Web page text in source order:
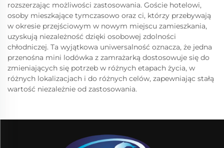
rozszerzając możliwości zastosowania. Goście hotelowi,
osoby mieszkające tymczasowo oraz ci, którzy przebywają
w okresie przejściowym w nowym miejscu zamieszkania,
uzyskują niezależność dzięki osobowej zdolności
chłodniczej. Ta wyjątkowa uniwersalność oznacza, że jedna
przenośna mini lodówka z zamrażarką dostosowuje się do
zmieniających się potrzeb w różnych etapach życia, w
różnych lokalizacjach i do różnych celów, zapewniając stałą
wartość niezależnie od zastosowania.